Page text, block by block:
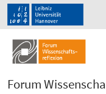
Forum